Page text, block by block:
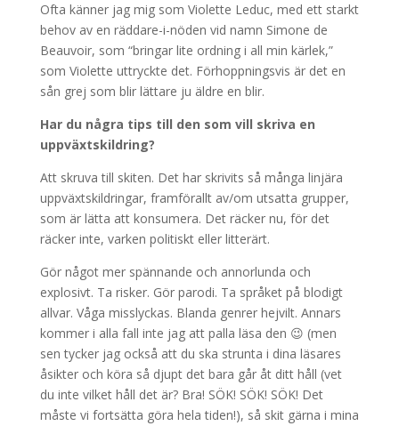
Ofta känner jag mig som Violette Leduc, med ett starkt
behov av en räddare-i-nöden vid namn Simone de
Beauvoir, som “bringar lite ordning i all min kärlek,”
som Violette uttryckte det. Förhoppningsvis är det en
sån grej som blir lättare ju äldre en blir.
Har du några tips till den som vill skriva en
uppväxtskildring?
Att skruva till skiten. Det har skrivits så många linjära
uppväxtskildringar, framförallt av/om utsatta grupper,
som är lätta att konsumera. Det räcker nu, för det
räcker inte, varken politiskt eller litterärt.
Gör något mer spännande och annorlunda och
explosivt. Ta risker. Gör parodi. Ta språket på blodigt
allvar. Våga misslyckas. Blanda genrer hejvilt. Annars
kommer i alla fall inte jag att palla läsa den 😉 (men
sen tycker jag också att du ska strunta i dina läsares
åsikter och köra så djupt det bara går åt ditt håll (vet
du inte vilket håll det är? Bra! SÖK! SÖK! SÖK! Det
måste vi fortsätta göra hela tiden!), så skit gärna i mina